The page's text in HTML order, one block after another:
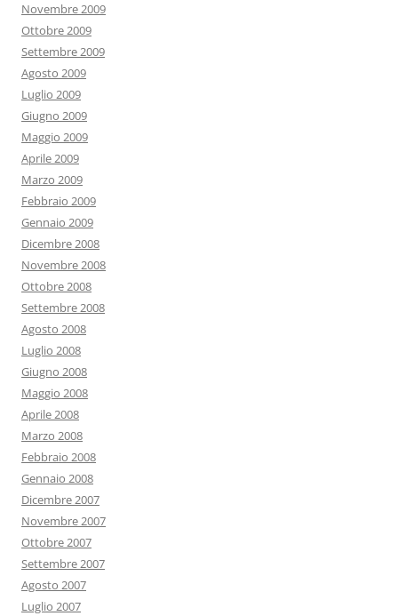
Novembre 2009
Ottobre 2009
Settembre 2009
Agosto 2009
Luglio 2009
Giugno 2009
Maggio 2009
Aprile 2009
Marzo 2009
Febbraio 2009
Gennaio 2009
Dicembre 2008
Novembre 2008
Ottobre 2008
Settembre 2008
Agosto 2008
Luglio 2008
Giugno 2008
Maggio 2008
Aprile 2008
Marzo 2008
Febbraio 2008
Gennaio 2008
Dicembre 2007
Novembre 2007
Ottobre 2007
Settembre 2007
Agosto 2007
Luglio 2007